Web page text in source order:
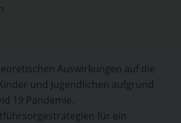
Auswirkungen auf die
und Jugendlichen aufgrund
19 Pandemie.
für ein